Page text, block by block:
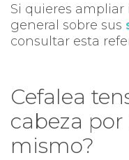
Si quieres
general sobre sus
consultar esta
Cefalea
cabeza por
mismo?